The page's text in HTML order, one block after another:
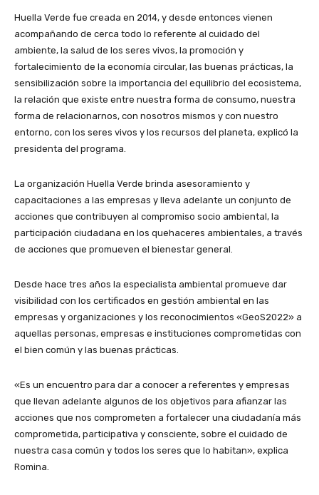
Huella Verde fue creada en 2014, y desde entonces vienen
acompañando de cerca todo lo referente al cuidado del
ambiente, la salud de los seres vivos, la promoción y
fortalecimiento de la economía circular, las buenas prácticas, la
sensibilización sobre la importancia del equilibrio del ecosistema,
la relación que existe entre nuestra forma de consumo, nuestra
forma de relacionarnos, con nosotros mismos y con nuestro
entorno, con los seres vivos y los recursos del planeta, explicó la
presidenta del programa.
La organización Huella Verde brinda asesoramiento y
capacitaciones a las empresas y lleva adelante un conjunto de
acciones que contribuyen al compromiso socio ambiental, la
participación ciudadana en los quehaceres ambientales, a través
de acciones que promueven el bienestar general.
Desde hace tres años la especialista ambiental promueve dar
visibilidad con los certificados en gestión ambiental en las
empresas y organizaciones y los reconocimientos «GeoS2022» a
aquellas personas, empresas e instituciones comprometidas con
el bien común y las buenas prácticas.
«Es un encuentro para dar a conocer a referentes y empresas
que llevan adelante algunos de los objetivos para afianzar las
acciones que nos comprometen a fortalecer una ciudadanía más
comprometida, participativa y consciente, sobre el cuidado de
nuestra casa común y todos los seres que lo habitan», explica
Romina.